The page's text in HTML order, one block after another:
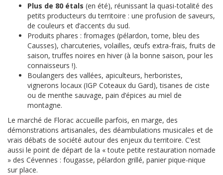
Plus de 80 étals (en été), réunissant la quasi-totalité des
petits producteurs du territoire : une profusion de saveurs,
de couleurs et d’accents du sud.
Produits phares : fromages (pélardon, tome, bleu des
Causses), charcuteries, volailles, œufs extra-frais, fruits de
saison, truffes noires en hiver (à la bonne saison, pour les
connaisseurs !).
Boulangers des vallées, apiculteurs, herboristes,
vignerons locaux (IGP Coteaux du Gard), tisanes de ciste
ou de menthe sauvage, pain d’épices au miel de
montagne.
Le marché de Florac accueille parfois, en marge, des
démonstrations artisanales, des déambulations musicales et de
vrais débats de société autour des enjeux du territoire. C’est
aussi le point de départ de la « toute petite restauration nomade
» des Cévennes : fougasse, pélardon grillé, panier pique-nique
sur place.